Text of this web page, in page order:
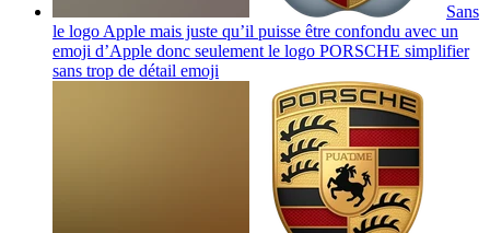
Sans
le logo Apple mais juste qu’il puisse être confondu avec un
emoji d’Apple donc seulement le logo PORSCHE simplifier
sans trop de détail emoji